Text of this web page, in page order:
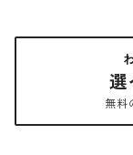
選
無料